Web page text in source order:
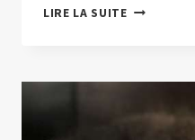
LIRE LA SUITELE